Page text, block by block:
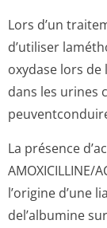
Lors d’un
d’utiliser
oxydase lors de
dans les urines
La présence
AMOXICILLINE/
l’origine d’une
del’albumine